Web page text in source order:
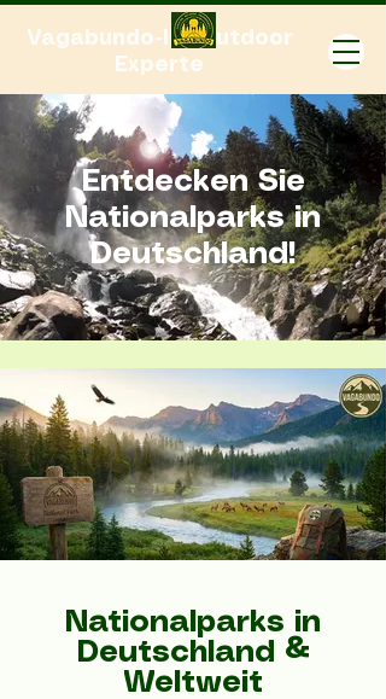
Vagabundo-Ihr Outdoor
Experte
Entdecken Sie
Nationalparks in
Deutschland!
Nationalparks in
Deutschland &
Weltweit